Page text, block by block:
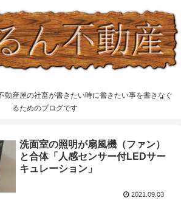
動産屋の社畜が書きたい時に書きたい事を書きなぐ
るためのブログです
洗面室の照明が扇風機（ファン）
と合体「人感センサー付LEDサー
キュレーション」
2021.09.03